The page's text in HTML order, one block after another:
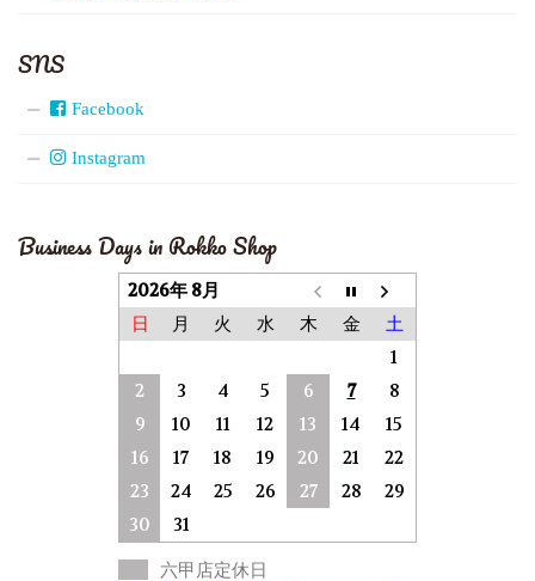
SNS
Facebook
Instagram
Business Days in Rokko Shop
2026年 8月
日 月 火 水 木 金 土
1
2
3 4 5 6 7
8
9
10 11 12 13 14
15
16
17 18 19 20 21
22
23
24 25 26 27 28
29
30
31
六甲店定休日